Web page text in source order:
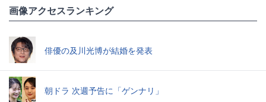
画像アクセスランキング
俳優の及川光博が結婚を発表
朝ドラ 次週予告に「ゲンナリ」